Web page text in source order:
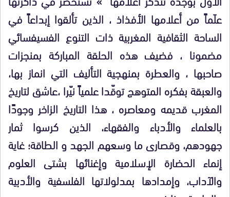
علَماً من أعلامها الأفذاذ ، الذين تألقوا إبداعاً في
الساحة الثقافية المغربية ذات التنوع الفسيفسائي
مضمونا ، فضيف هذه الحلقة المباركة بمنجزات
صاحبها ، والعطرة بمنهجية التأليف التي انماز بها،
والعبقة بفكره المتوهج توقّدا علمياً نيّرا ،عاشق لتاريخ
المغرب قديمه ومعاصره ، هذا التاريخ الزاخر وجودًا
بالعلماء والأدباء والفقهاء، الذين كرسوا ثمار
جهودهم، وقصارى ما وسعهم الجهد و الطاقة؛ غاية
إنماء الحضارة الإسلامية وإغنائها بشتى العلوم
والآداب، وإمدادها بمدلولاتها الفلسفية والأدبية